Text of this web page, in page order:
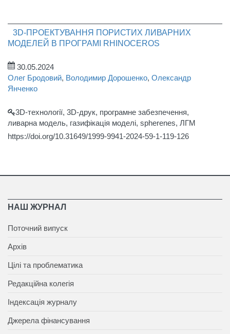
3D-ПРОЕКТУВАННЯ ПОРИСТИХ ЛИВАРНИХ
МОДЕЛЕЙ В ПРОГРАМІ RHINOCEROS
30.05.2024
Олег Бродовий, Володимир Дорошенко, Олександр
Янченко
3D-технології, 3D-друк, програмне забезпечення,
ливарна модель, газифікація моделі, spherenes, ЛГМ
https://doi.org/10.31649/1999-9941-2024-59-1-119-126
НАШ ЖУРНАЛ
Поточний випуск
Архів
Цілі та проблематика
Редакційна колегія
Індексація журналу
Джерела фінансування